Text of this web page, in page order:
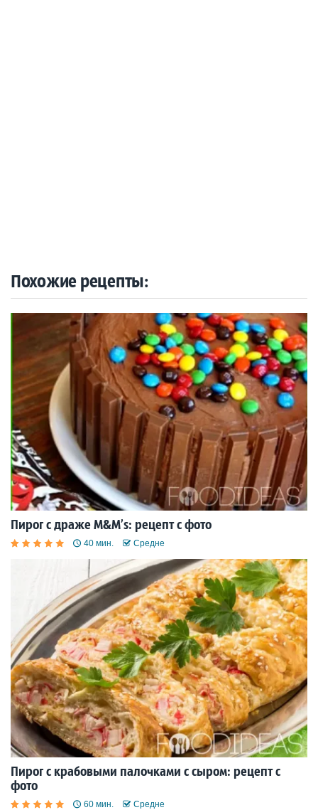
Похожие рецепты:
Пирог с драже M&M’s: рецепт с фото
40 мин. Средне
Пирог с крабовыми палочками с сыром: рецепт с
фото
60 мин. Средне